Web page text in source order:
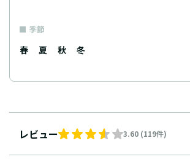
季節
春 夏 秋 冬
レビュー 3.60 (119件)